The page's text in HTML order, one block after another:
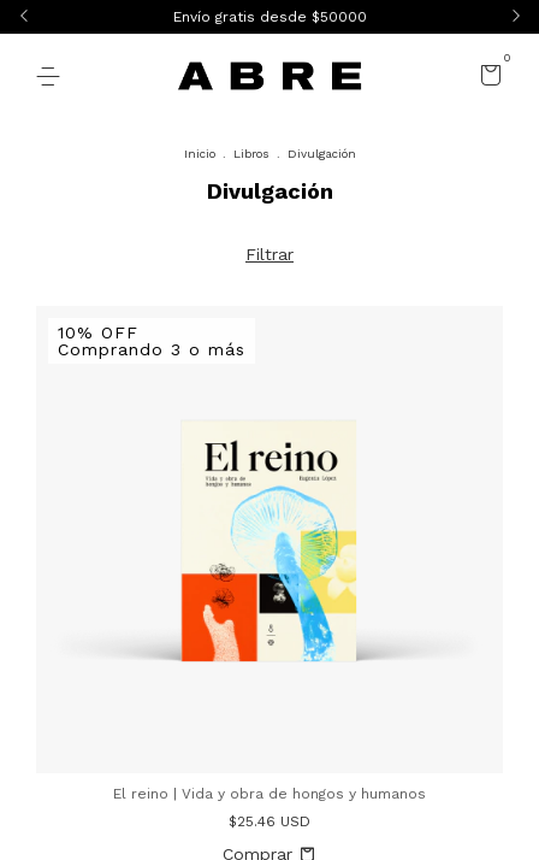
Envío gratis desde $50000
0
Inicio Libros Divulgación
Divulgación
Filtrar
10% OFF
Comprando 3 o más
El reino | Vida y obra de hongos y humanos
$25.46 USD